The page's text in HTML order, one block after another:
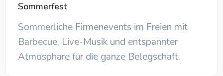
Sommerfest
Sommerliche Firmenevents im Freien mit
Barbecue, Live-Musik und entspannter
Atmosphäre für die ganze Belegschaft.